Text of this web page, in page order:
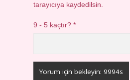
tarayıcıya kaydedilsin.
9 - 5 kaçtır?*